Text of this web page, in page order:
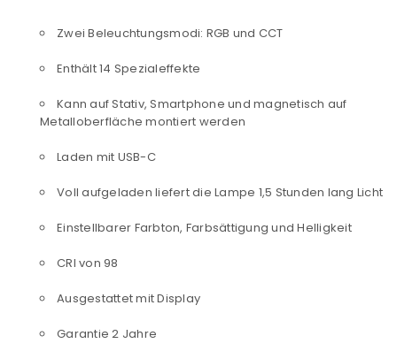
ANMELDEN
Zwei Beleuchtungsmodi: RGB und CCT
Enthält 14 Spezialeffekte
Kann auf Stativ, Smartphone und magnetisch auf
Metalloberfläche montiert werden
Laden mit USB-C
Voll aufgeladen liefert die Lampe 1,5 Stunden lang Licht
Einstellbarer Farbton, Farbsättigung und Helligkeit
CRI von 98
Ausgestattet mit Display
Garantie 2 Jahre